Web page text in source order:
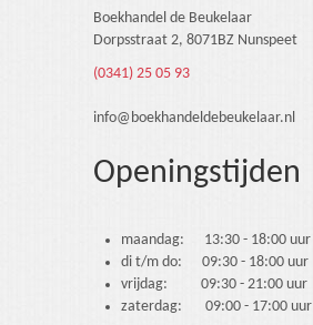
Boekhandel de Beukelaar
Dorpsstraat 2, 8071BZ Nunspeet
(0341) 25 05 93
info@boekhandeldebeukelaar.nl
Openingstijden
maandag: 13:30 - 18:00 uur
di t/m do: 09:30 - 18:00 uur
vrijdag: 09:30 - 21:00 uur
zaterdag: 09:00 - 17:00 uur